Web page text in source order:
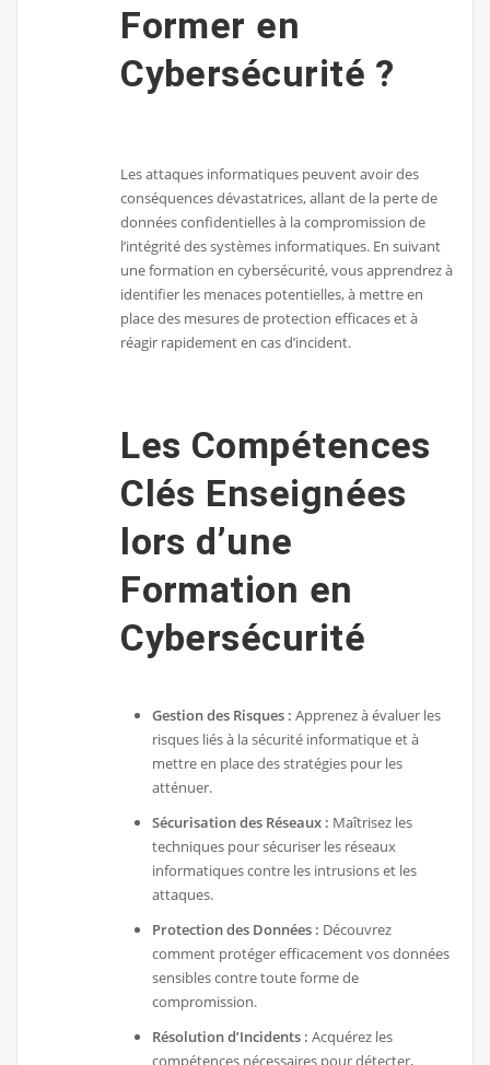
Former en
Cybersécurité ?
Les attaques informatiques peuvent avoir des
conséquences dévastatrices, allant de la perte de
données confidentielles à la compromission de
l’intégrité des systèmes informatiques. En suivant
une formation en cybersécurité, vous apprendrez à
identifier les menaces potentielles, à mettre en
place des mesures de protection efficaces et à
réagir rapidement en cas d’incident.
Les Compétences
Clés Enseignées
lors d’une
Formation en
Cybersécurité
Gestion des Risques : Apprenez à évaluer les
risques liés à la sécurité informatique et à
mettre en place des stratégies pour les
atténuer.
Sécurisation des Réseaux : Maîtrisez les
techniques pour sécuriser les réseaux
informatiques contre les intrusions et les
attaques.
Protection des Données : Découvrez
comment protéger efficacement vos données
sensibles contre toute forme de
compromission.
Résolution d’Incidents : Acquérez les
compétences nécessaires pour détecter,